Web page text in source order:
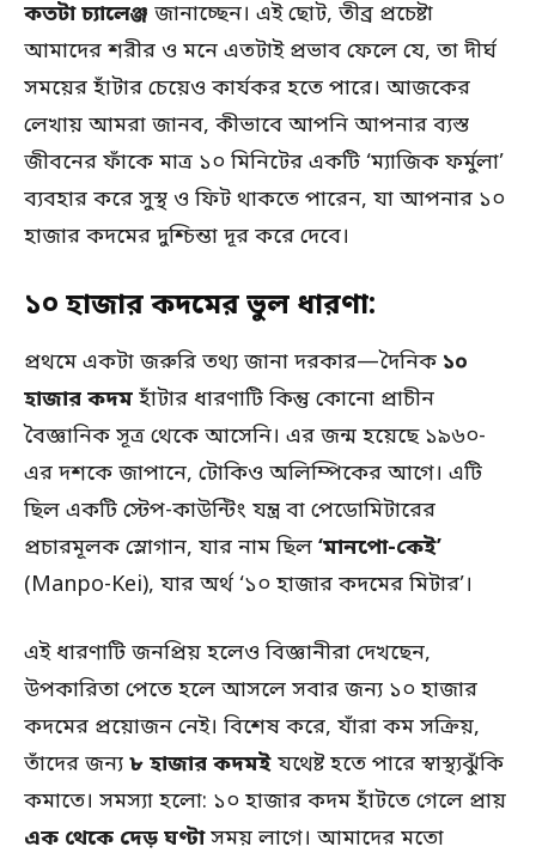
কতটা চ্যালেঞ্জ জানাচ্ছেন। এই ছোট, তীব্র প্রচেষ্টা
আমাদের শরীর ও মনে এতটাই প্রভাব ফেলে যে, তা দীর্ঘ
সময়ের হাঁটার চেয়েও কার্যকর হতে পারে। আজকের
লেখায় আমরা জানব, কীভাবে আপনি আপনার ব্যস্ত
জীবনের ফাঁকে মাত্র ১০ মিনিটের একটি ‘ম্যাজিক ফর্মুলা’
ব্যবহার করে সুস্থ ও ফিট থাকতে পারেন, যা আপনার ১০
হাজার কদমের দুশ্চিন্তা দূর করে দেবে।
১০ হাজার কদমের ভুল ধারণা:
প্রথমে একটা জরুরি তথ্য জানা দরকার—দৈনিক ১০
হাজার কদম হাঁটার ধারণাটি কিন্তু কোনো প্রাচীন
বৈজ্ঞানিক সূত্র থেকে আসেনি। এর জন্ম হয়েছে ১৯৬০-
এর দশকে জাপানে, টোকিও অলিম্পিকের আগে। এটি
ছিল একটি স্টেপ-কাউন্টিং যন্ত্র বা পেডোমিটারের
প্রচারমূলক স্লোগান, যার নাম ছিল ‘মানপো-কেই’
(Manpo-Kei), যার অর্থ ‘১০ হাজার কদমের মিটার’।
এই ধারণাটি জনপ্রিয় হলেও বিজ্ঞানীরা দেখছেন,
উপকারিতা পেতে হলে আসলে সবার জন্য ১০ হাজার
কদমের প্রয়োজন নেই। বিশেষ করে, যাঁরা কম সক্রিয়,
তাঁদের জন্য ৮ হাজার কদমই যথেষ্ট হতে পারে স্বাস্থ্যঝুঁকি
কমাতে। সমস্যা হলো: ১০ হাজার কদম হাঁটতে গেলে প্রায়
এক থেকে দেড় ঘণ্টাসময় লাগে। আমাদের মতো